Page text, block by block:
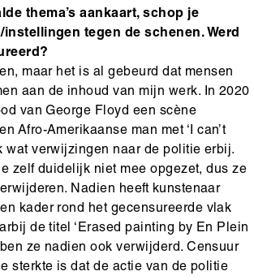
thema’s aankaart, schop je
tegen de schenen. Werd
maar het is al gebeurd dat mensen
aan de inhoud van mijn werk. In 2020
van George Floyd een scène
Afro-Amerikaanse man met ‘I can’t
wat verwijzingen naar de politie erbij.
zelf duidelijk niet mee opgezet, dus ze
Nadien heeft kunstenaar
kader rond het gecensureerde vlak
de titel ‘Erased painting by En Plein
ze nadien ook verwijderd. Censuur
sterkte is dat de actie van de politie